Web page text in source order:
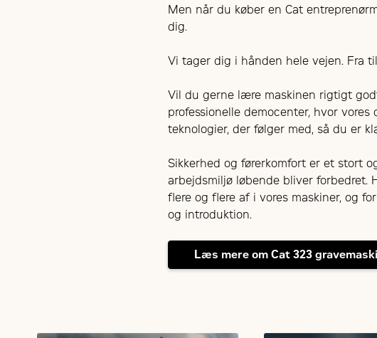
Men når du køber en Cat
dig.
Vi tager dig i hånden hele vejen. Fra
Vil du gerne lære maskinen rigtigt
professionelle democenter, hvor
teknologier, der følger med, så du er
Sikkerhed og førerkomfort er et stort
arbejdsmiljø løbende bliver forbedret.
flere og flere af i vores maskiner, og
og introduktion.
Læs mere om Cat 323